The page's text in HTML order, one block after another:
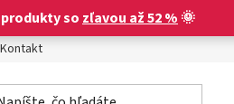
so zľavou až 52 % 🌞
Kontakt